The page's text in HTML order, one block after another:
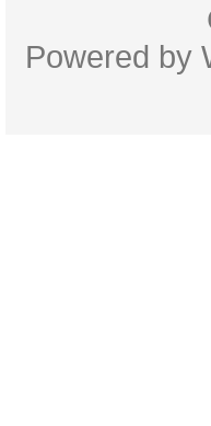
Powered by